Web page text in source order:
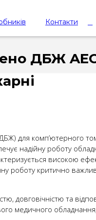
Контакти
ДБЖ
для комп’ютерного
надійну роботу
високою
роботу критично
довговічністю та
медичного